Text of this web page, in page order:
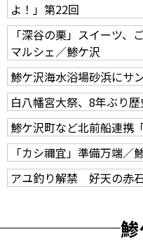
よ！」第22回
「深谷の栗」スイーツ
マルシェ／鯵ケ沢
鯵ケ沢海水浴場砂浜にサ
白八幡宮大祭、8年ぶり
鯵ケ沢町など北前船連携
「カシ禰宜」準備万端／
アユ釣り解禁 好天の赤